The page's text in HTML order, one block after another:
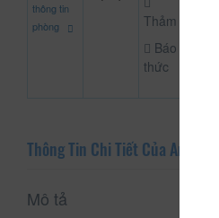
thông tin
phòng
Thảm
Báo
thức
Thông Tin Chi Tiết Của An Khánh
Mô tả